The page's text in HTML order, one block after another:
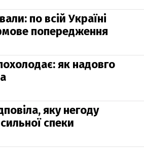
по всій Україні
попередження
як надовго
яку негоду
спеки